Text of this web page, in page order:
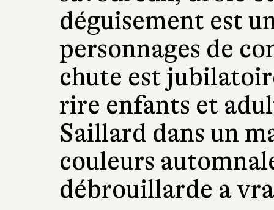
déguisement est
personnages de
chute est
rire enfants et
Saillard dans un
couleurs
débrouillarde a